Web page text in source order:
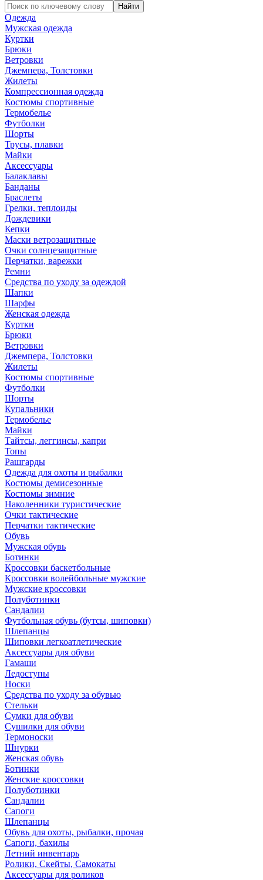
Найти
Одежда
Мужская одежда
Куртки
Брюки
Ветровки
Джемпера, Толстовки
Жилеты
Компрессионная одежда
Костюмы спортивные
Термобелье
Футболки
Шорты
Трусы, плавки
Майки
Аксессуары
Балаклавы
Банданы
Браслеты
Грелки, теплоиды
Дождевики
Кепки
Маски ветрозащитные
Очки солнцезащитные
Перчатки, варежки
Ремни
Средства по уходу за одеждой
Шапки
Шарфы
Женская одежда
Куртки
Брюки
Ветровки
Джемпера, Толстовки
Жилеты
Костюмы спортивные
Футболки
Шорты
Купальники
Термобелье
Майки
Тайтсы, леггинсы, капри
Топы
Рашгарды
Одежда для охоты и рыбалки
Костюмы демисезонные
Костюмы зимние
Наколенники туристические
Очки тактические
Перчатки тактические
Обувь
Мужская обувь
Ботинки
Кроссовки баскетбольные
Кроссовки волейбольные мужские
Мужские кроссовки
Полуботинки
Сандалии
Футбольная обувь (бутсы, шиповки)
Шлепанцы
Шиповки легкоатлетические
Аксессуары для обуви
Гамаши
Ледоступы
Носки
Средства по уходу за обувью
Стельки
Сумки для обуви
Сушилки для обуви
Термоноски
Шнурки
Женская обувь
Ботинки
Женские кроссовки
Полуботинки
Сандалии
Сапоги
Шлепанцы
Обувь для охоты, рыбалки, прочая
Сапоги, бахилы
Летний инвентарь
Ролики, Скейты, Самокаты
Аксессуары для роликов